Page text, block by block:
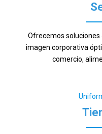
Ofrecemos
imagen corporativa
comercio,